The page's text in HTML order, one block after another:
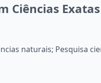
Ciências
naturais; Pesquisa